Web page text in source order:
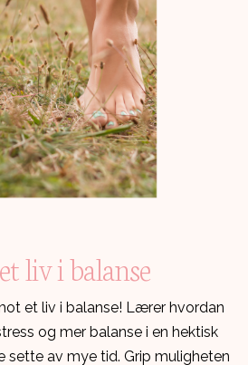
liv i balanse
et liv i balanse! Lærer hvordan
og mer balanse i en hektisk
sette av mye tid. Grip muligheten